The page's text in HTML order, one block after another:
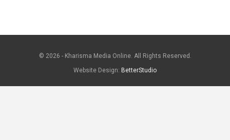
© 2026 - Kharisma Media Online. All Rights Reserved.
Website Design: BetterStudio